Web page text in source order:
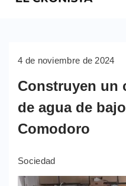
4 de noviembre de 2024
Construyen un
de agua de
Comodoro
Sociedad